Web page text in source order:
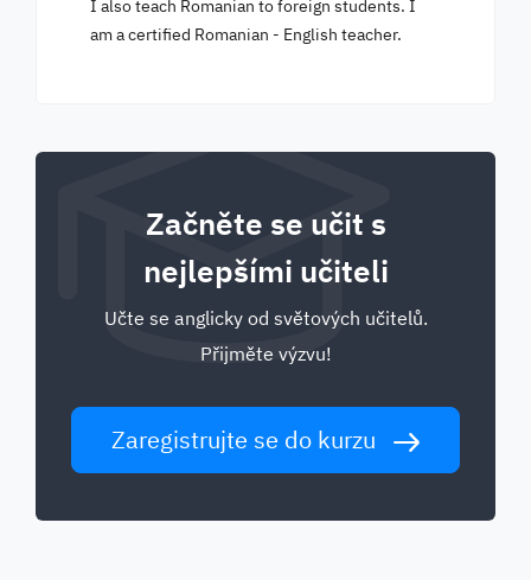
I also teach Romanian to foreign students. I
am a certified Romanian - English teacher.
Začněte se učit s
nejlepšími učiteli
Učte se anglicky od světových učitelů.
Přijměte výzvu!
Zaregistrujte se do kurzu